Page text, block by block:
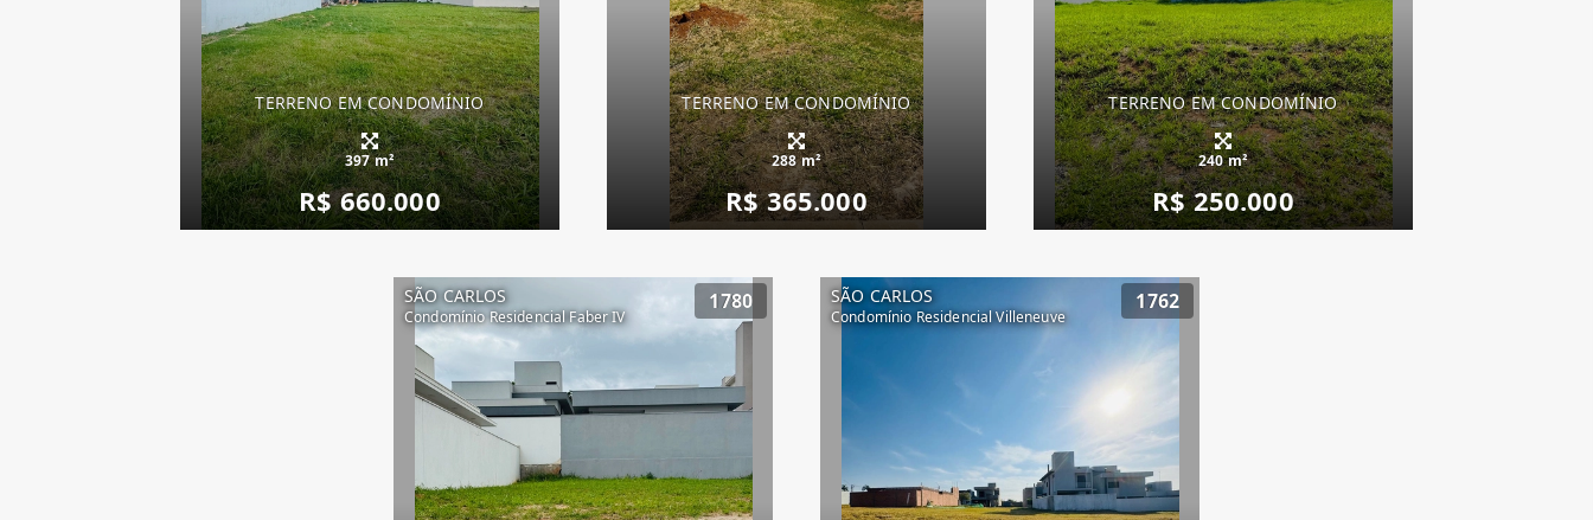
TERRENO EM CONDOMÍNIO
397 m²
R$ 660.000
TERRENO EM CONDOMÍNIO
288 m²
R$ 365.000
TERRENO EM CONDOMÍNIO
240 m²
R$ 250.000
SÃO CARLOS
Condomínio Residencial Faber IV
1780 SÃO CARLOS
Condomínio Residencial Villeneuve
1762